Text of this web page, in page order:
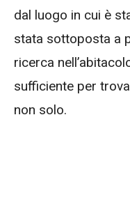
dal luogo in cui è
stata sottoposta a
ricerca
sufficiente per
non solo.